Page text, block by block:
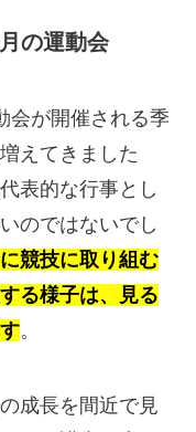
の運動会
会が開催される季
えてきました
表的な行事とし
のではないでし
競技に取り組む
る様子は、見る
。
成長を間近で見